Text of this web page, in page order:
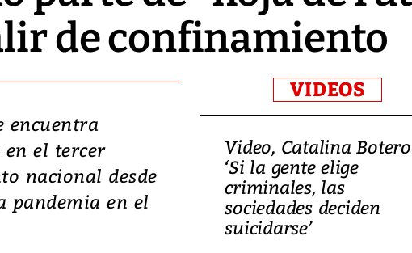
de confinamiento
encuentra
el tercer
nacional desde
pandemia en el
VIDEOS
Japón: Terremoto
heridos y graves
en Kumamoto
Video, Catalina
‘Si la gente elige
criminales, las
sociedades deciden
suicidarse’